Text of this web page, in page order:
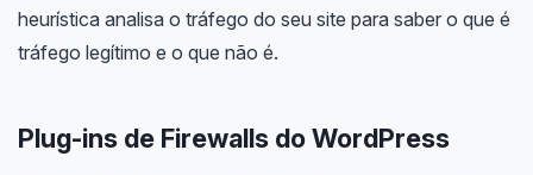
heurística analisa o tráfego do seu site para saber o que é
tráfego legítimo e o que não é.
Plug-ins de Firewalls do WordPress